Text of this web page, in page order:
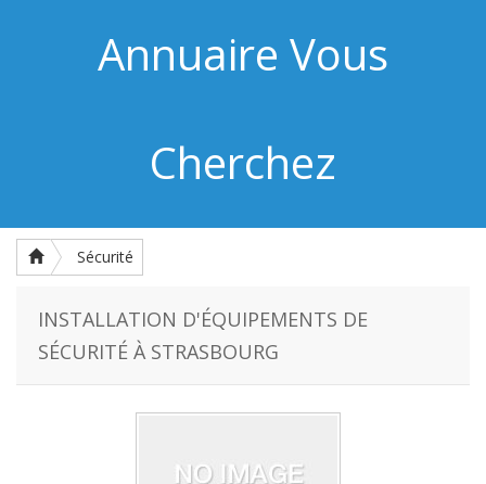
Annuaire Vous
Cherchez
Sécurité
INSTALLATION D'ÉQUIPEMENTS DE
SÉCURITÉ À STRASBOURG